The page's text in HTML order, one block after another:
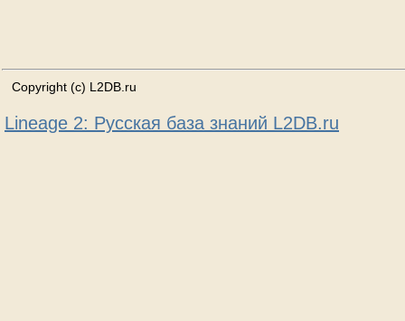
Copyright (c) L2DB.ru
Lineage 2: Русская база знаний L2DB.ru